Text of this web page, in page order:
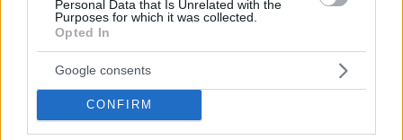
Personal Data that Is Unrelated with the
Purposes for which it was collected.
Opted In
Google consents
CONFIRM
ΌΝΟΜΑ *
EMAIL